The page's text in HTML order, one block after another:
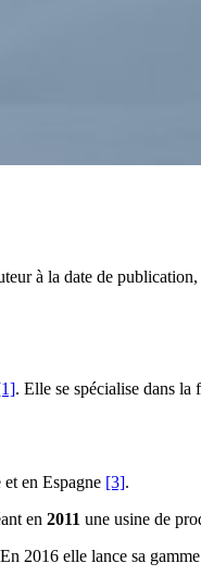
à la date de
. Elle se spécialise dans
en Espagne [3].
en 2011 une usine de
2016 elle lance sa gamme